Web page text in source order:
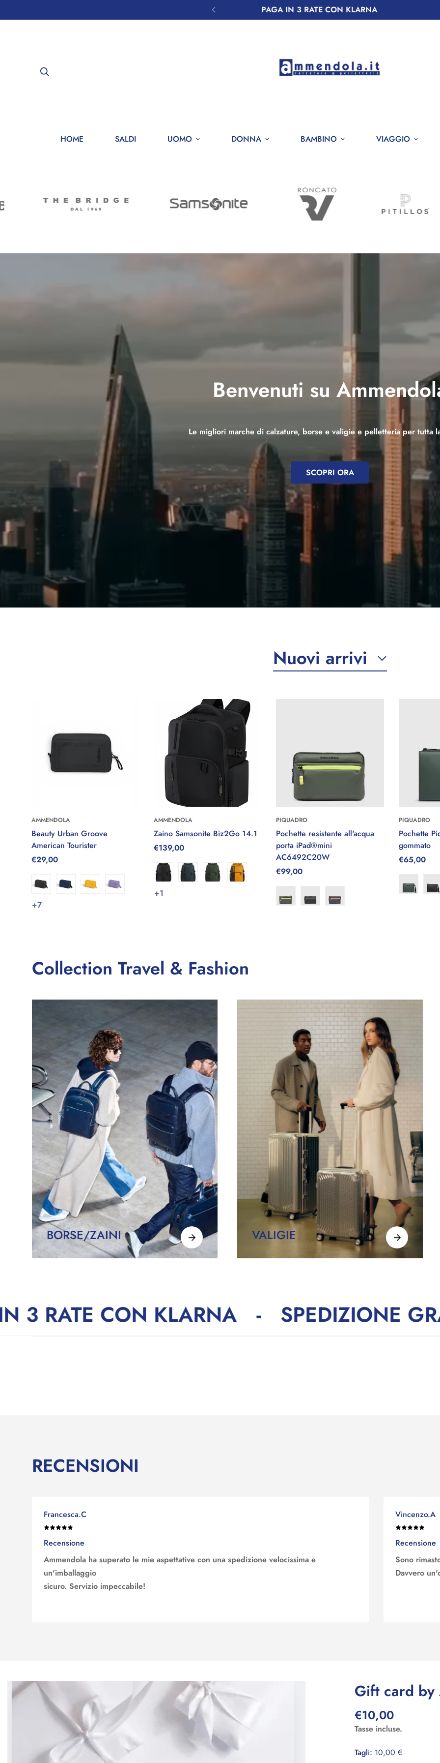
SPEDIZIONE GRATUITA !
HOME SALDI UOMO DONNA BAMBINO VIAGGIO
Benvenuti su
Le migliori marche di calzature, borse e valigie e pelletteria per tutta
SCOPRI ORA
Nuovi arrivi
Seleziona le
opzioni
AMMENDOLA
Beauty Urban Groove
American Tourister
Prezzo
€29,00
+7
Seleziona le
opzioni
AMMENDOLA
Zaino Samsonite Biz2Go 14.1
Prezzo
€139,00
+1
opzioni
PIQUADRO
Pochette resistente all'acqua
porta iPad®mini
AC6492C20W
Prezzo
€99,00
PIQUADRO
Pochette
gommato
Prezzo
€65,00
Collection Travel & Fashion
BORSE/ZAINI VALIGIE
GRATUITA - PAGA IN 3 RATE CON
RECENSIONI
Francesca.C
Recensione
Ammendola ha superato le mie aspettative con una spedizione velocissima e
un'imballaggio
sicuro. Servizio impeccabile!
Vincenzo.A
Recensione
Sono
Davvero
Gift card by
Prezzo
regolare
€10,00
Tasse incluse.
Tagli: 10,00 €
Confirm your age
Are you 18 years old or older?
No, I'm not